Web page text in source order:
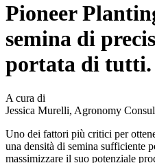
Pioneer
semina di
portata di tutti.
A cura di
Jessica Murelli, Agronomy
Uno dei fattori più critici per
una densità di semina sufficiente
massimizzare il suo potenziale